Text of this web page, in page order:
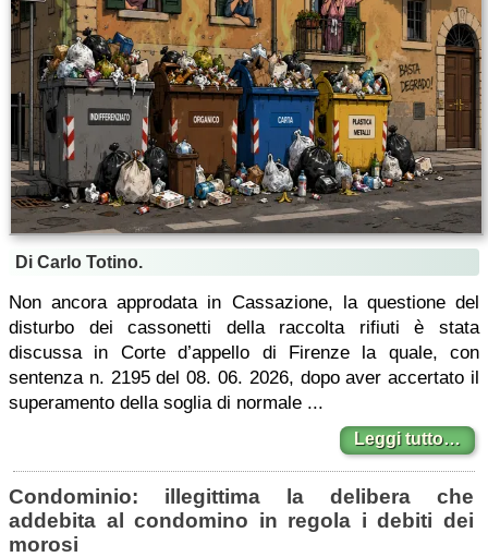
Di Carlo Totino.
Non ancora approdata in Cassazione, la questione del
disturbo dei cassonetti della raccolta rifiuti è stata
discussa in Corte d’appello di Firenze la quale, con
sentenza n. 2195 del 08. 06. 2026, dopo aver accertato il
superamento della soglia di normale ...
Leggi tutto…
Condominio: illegittima la delibera che
addebita al condomino in regola i debiti dei
morosi